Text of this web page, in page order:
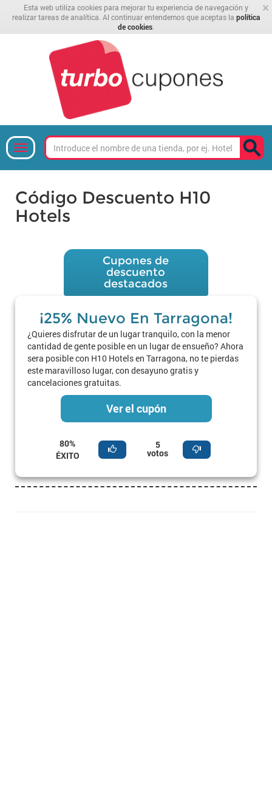
×
Esta web utiliza cookies para mejorar tu experiencia de navegación y
realizar tareas de analítica. Al continuar entendemos que aceptas la política
de cookies
Código Descuento H10
Hotels
Cupones de
descuento
destacados
¡25% Nuevo En Tarragona!
¿Quieres disfrutar de un lugar tranquilo, con la menor
cantidad de gente posible en un lugar de ensueño? Ahora
sera posible con H10 Hotels en Tarragona, no te pierdas
este maravilloso lugar, con desayuno gratis y
cancelaciones gratuitas.
Ver el cupón
80%
ÉXITO
5
votos